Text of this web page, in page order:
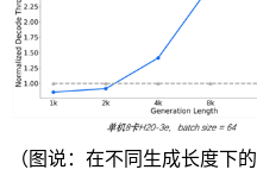
（图说：在不同生成长度下